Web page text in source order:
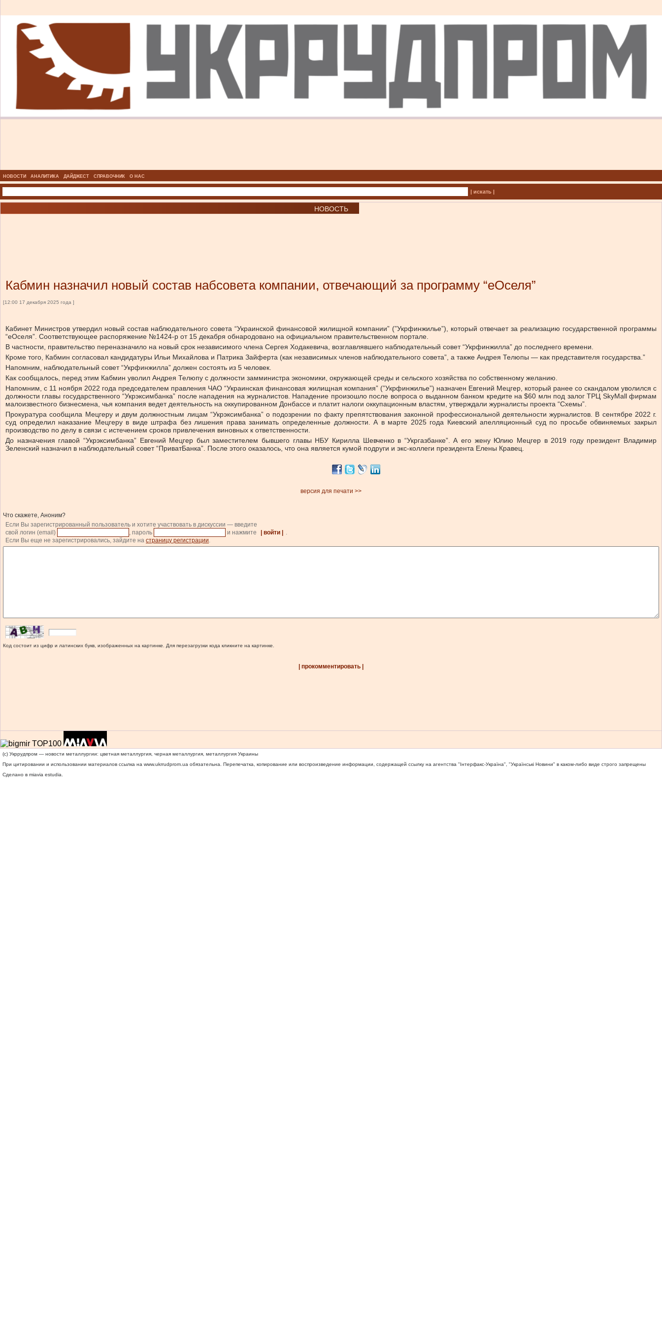
НОВОСТИ АНАЛИТИКА ДАЙДЖЕСТ СПРАВОЧНИК О НАС
| искать |
НОВОСТЬ
Кабмин назначил новый состав набсовета компании, отвечающий за программу “еОселя”
[12:00 17 декабря 2025 года ]
Кабинет Министров утвердил новый состав наблюдательного совета “Украинской финансовой жилищной компании” (”Укрфинжилье”), который отвечает за реализацию государственной программы
“еОселя”. Соответствующее распоряжение №1424-р от 15 декабря обнародовано на официальном правительственном портале.
В частности, правительство переназначило на новый срок независимого члена Сергея Ходакевича, возглавлявшего наблюдательный совет “Укрфинжилла” до последнего времени.
Кроме того, Кабмин согласовал кандидатуры Ильи Михайлова и Патрика Зайферта (как независимых членов наблюдательного совета”, а также Андрея Телюпы — как представителя государства.”
Напомним, наблюдательный совет “Укрфинжилла” должен состоять из 5 человек.
Как сообщалось, перед этим Кабмин уволил Андрея Телюпу с должности замминистра экономики, окружающей среды и сельского хозяйства по собственному желанию.
Напомним, с 11 ноября 2022 года председателем правления ЧАО “Украинская финансовая жилищная компания” (”Укрфинжилье”) назначен Евгений Мецгер, который ранее со скандалом уволился с
должности главы государственного “Укрэксимбанка” после нападения на журналистов. Нападение произошло после вопроса о выданном банком кредите на $60 млн под залог ТРЦ SkyMall фирмам
малоизвестного бизнесмена, чья компания ведет деятельность на оккупированном Донбассе и платит налоги оккупационным властям, утверждали журналисты проекта “Схемы”.
Прокуратура сообщила Мецгеру и двум должностным лицам “Укрэксимбанка” о подозрении по факту препятствования законной профессиональной деятельности журналистов. В сентябре 2022 г.
суд определил наказание Мецгеру в виде штрафа без лишения права занимать определенные должности. А в марте 2025 года Киевский апелляционный суд по просьбе обвиняемых закрыл
производство по делу в связи с истечением сроков привлечения виновных к ответственности.
До назначения главой “Укрэксимбанка” Евгений Мецгер был заместителем бывшего главы НБУ Кирилла Шевченко в “Укргазбанке”. А его жену Юлию Мецгер в 2019 году президент Владимир
Зеленский назначил в наблюдательный совет “ПриватБанка”. После этого оказалось, что она является кумой подруги и экс-коллеги президента Елены Кравец.
версия для печати >>
Что скажете, Аноним?
Если Вы зарегистрированный пользователь и хотите участвовать в дискуссии — введите
свой логин (email)
, пароль и нажмите | войти |
.
Если Вы еще не зарегистрировались, зайдите на страницу регистрации.
Код состоит из цифр и латинских букв, изображенных на картинке. Для перезагрузки кода кликните на картинке.
| прокомментировать |
(c) Укррудпром — новости металлургии: цветная металлургия, черная металлургия, металлургия Украины
При цитировании и использовании материалов ссылка на www.ukrrudprom.ua обязательна. Перепечатка, копирование или воспроизведение информации, содержащей ссылку на агентства "Iнтерфакс-Україна", "Українськi Новини" в каком-либо виде строго запрещены
Сделано в miavia estudia.